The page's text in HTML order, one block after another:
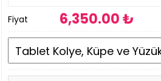
Fiyat 6,350.00 ₺